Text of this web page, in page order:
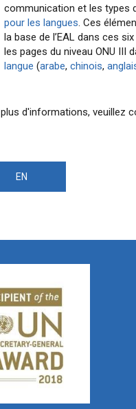
communication et les types
pour les langues. Ces
la base de l’EAL dans ces
les pages du niveau ONU III
langue (arabe, chinois,
d'informations, veuillez
EN